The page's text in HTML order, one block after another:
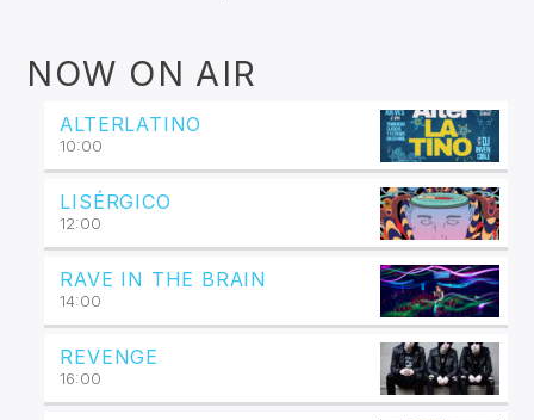
NOW ON AIR
ALTERLATINO
10:00
LISÉRGICO
12:00
RAVE IN THE BRAIN
14:00
REVENGE
16:00